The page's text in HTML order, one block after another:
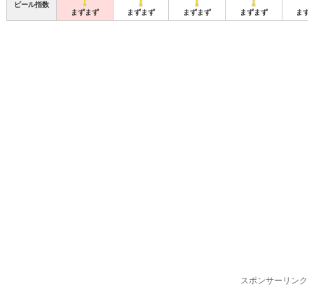
ビール指数
まずまず
まずまず まずまず まずまず まず
スポンサーリンク